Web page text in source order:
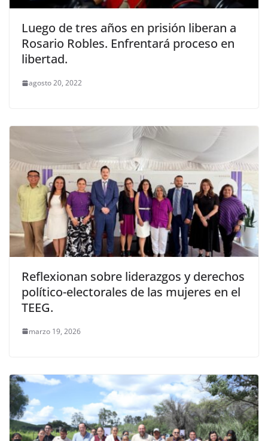
Luego de tres años en prisión liberan a
Rosario Robles. Enfrentará proceso en
libertad.
agosto 20, 2022
Reflexionan sobre liderazgos y derechos
político-electorales de las mujeres en el
TEEG.
marzo 19, 2026